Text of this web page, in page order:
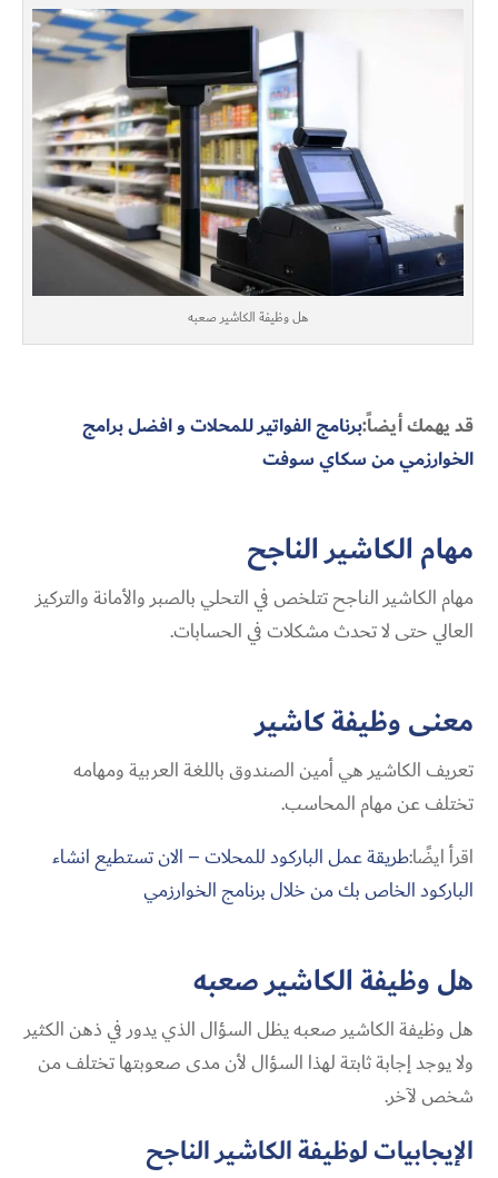
هل وظيفة الكاشير صعبه
قد يهمك أيضاً:برنامج الفواتير للمحلات و افضل برامج
الخوارزمي من سكاي سوفت
مهام الكاشير الناجح
مهام الكاشير الناجح تتلخص في التحلي بالصبر والأمانة والتركيز
العالي حتى لا تحدث مشكلات في الحسابات.
معنى وظيفة كاشير
تعريف الكاشيرهي أمين الصندوق باللغة العربية ومهامه
تختلف عن مهام المحاسب.
اقرأ ايضًا:طريقة عمل الباركود للمحلات – الان تستطيع انشاء
الباركود الخاص بك من خلال برنامج الخوارزمي
هل وظيفة الكاشير صعبه
هل وظيفة الكاشير صعبه يظل السؤال الذي يدور في ذهن الكثير
ولا يوجد إجابة ثابتة لهذا السؤال لأن مدى صعوبتها تختلف من
شخص لآخر.
الإيجابيات لوظيفة الكاشير الناجح